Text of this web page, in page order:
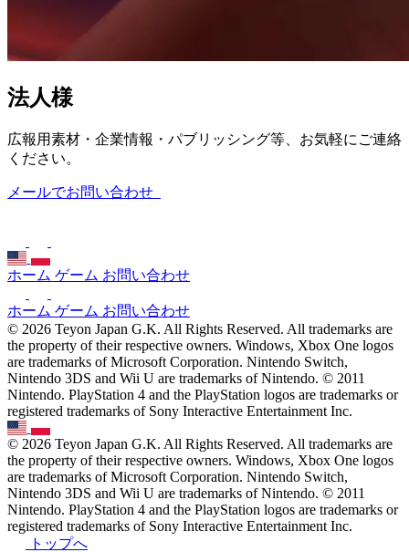
法人様
広報用素材・企業情報・パブリッシング等、お気軽にご連絡
ください。
メールでお問い合わせ
ホーム ゲーム お問い合わせ
ホーム ゲーム お問い合わせ
© 2026 Teyon Japan G.K. All Rights Reserved. All trademarks are
the property of their respective owners. Windows, Xbox One logos
are trademarks of Microsoft Corporation. Nintendo Switch,
Nintendo 3DS and Wii U are trademarks of Nintendo. © 2011
Nintendo. PlayStation 4 and the PlayStation logos are trademarks or
registered trademarks of Sony Interactive Entertainment Inc.
© 2026 Teyon Japan G.K. All Rights Reserved. All trademarks are
the property of their respective owners. Windows, Xbox One logos
are trademarks of Microsoft Corporation. Nintendo Switch,
Nintendo 3DS and Wii U are trademarks of Nintendo. © 2011
Nintendo. PlayStation 4 and the PlayStation logos are trademarks or
registered trademarks of Sony Interactive Entertainment Inc.
トップへ